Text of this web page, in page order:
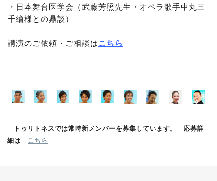
・日本舞台医学会（武藤芳照先生・オペラ歌手中丸三
千繪様との鼎談）
講演のご依頼・ご相談は こちら
トゥリトネスでは常時新メンバーを募集しています。 応募詳
細は こちら